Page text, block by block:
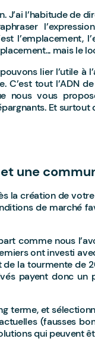
J’ai l’habitude de
l’emplacement,
mais le
lier l’utile à
tout l’ADN
nous vous
Et surtout
une
la création de
de marché
comme nous
ont investi
la tourmente de
payent donc
terme, et
(fausses
qui peuvent